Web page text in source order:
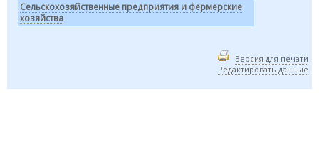
Сельскохозяйственные предприятия и фермерские
хозяйства
Версия для печати
Редактировать данные